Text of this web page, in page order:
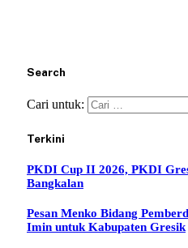
Search
Cari untuk:
Terkini
PKDI Cup II 2026, PKDI
Bangkalan
Pesan Menko Bidang
Imin untuk Kabupaten Gresik